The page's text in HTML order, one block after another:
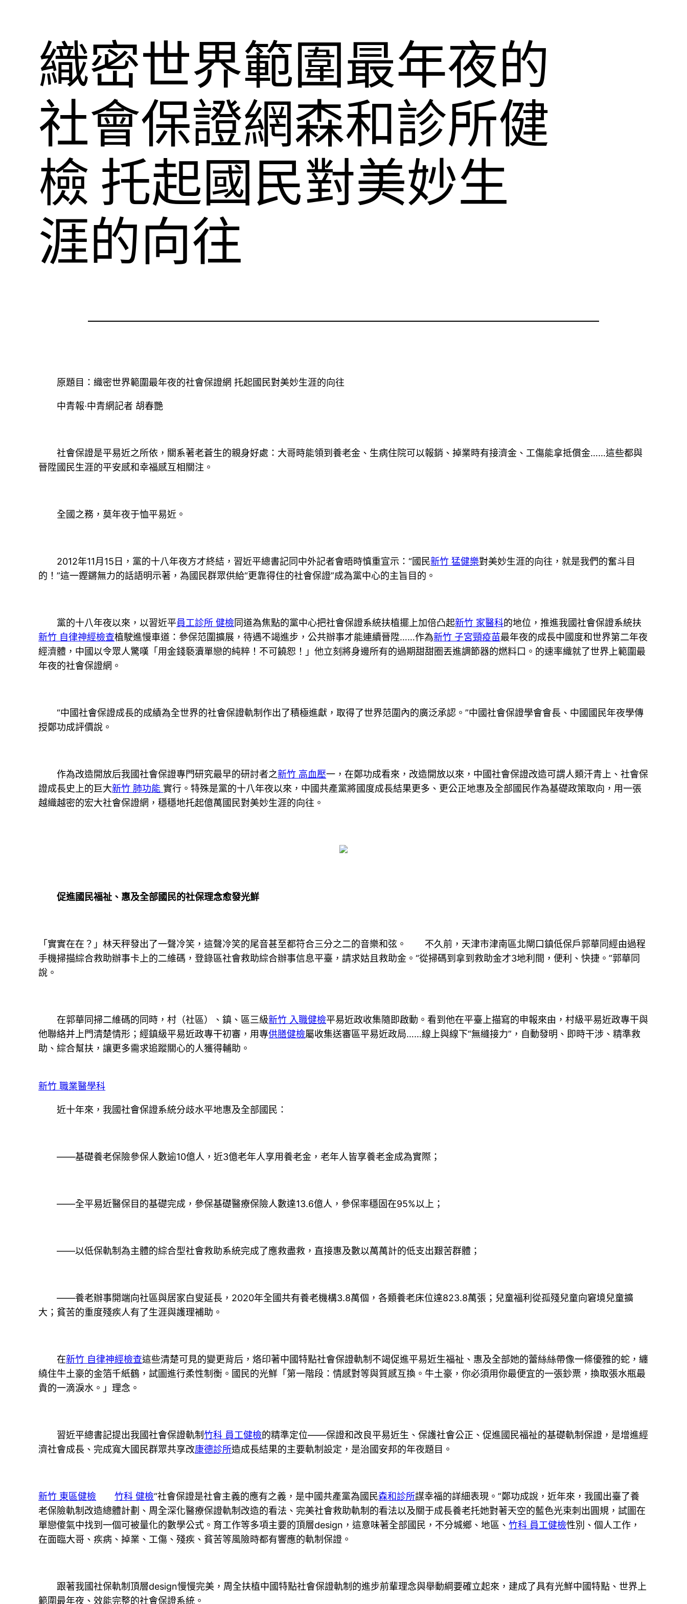
織密世界範圍最年夜的
社會保證網森和診所健
檢 托起國民對美妙生
涯的向往
原題目：織密世界範圍最年夜的社會保證網 托起國民對美妙生涯的向往
中青報·中青網記者 胡春艷
社會保證是平易近之所依，關系著老蒼生的親身好處：大哥時能領到養老金、生病住院可以報銷、掉業時有接濟金、工傷能拿抵償金……這些都與
晉陞國民生涯的平安感和幸福感互相關注。
全國之務，莫年夜于恤平易近。
2012年11月15日，黨的十八年夜方才終結，習近平總書記同中外記者會晤時慎重宣示：“國民新竹 猛健樂對美妙生涯的向往，就是我們的奮斗目
的！”這一鏗鏘無力的話語明示著，為國民群眾供給“更靠得住的社會保證”成為黨中心的主旨目的。
黨的十八年夜以來，以習近平員工診所 健檢同道為焦點的黨中心把社會保證系統扶植擺上加倍凸起新竹 家醫科的地位，推進我國社會保證系統扶
新竹 自律神經檢查植駛進慢車道：參保范圍擴展，待遇不竭進步，公共辦事才能連續晉陞……作為新竹 子宮頸疫苗最年夜的成長中國度和世界第二年夜
經濟體，中國以令眾人驚嘆「用金錢褻瀆單戀的純粹！不可饒恕！」他立刻將身邊所有的過期甜甜圈丟進調節器的燃料口。的速率織就了世界上範圍最
年夜的社會保證網。
“中國社會保證成長的成績為全世界的社會保證軌制作出了積極進獻，取得了世界范圍內的廣泛承認。”中國社會保證學會會長、中國國民年夜學傳
授鄭功成評價說。
作為改造開放后我國社會保證專門研究最早的研討者之新竹 高血壓一，在鄭功成看來，改造開放以來，中國社會保證改造可謂人類汗青上、社會保
證成長史上的巨大新竹 肺功能 實行。特殊是黨的十八年夜以來，中國共產黨將國度成長結果更多、更公正地惠及全部國民作為基礎政策取向，用一張
越織越密的宏大社會保證網，穩穩地托起億萬國民對美妙生涯的向往。
促進國民福祉、惠及全部國民的社保理念愈發光鮮
「實實在在？」林天秤發出了一聲冷笑，這聲冷笑的尾音甚至都符合三分之二的音樂和弦。 不久前，天津市津南區北閘口鎮低保戶郭華同經由過程
手機掃描綜合救助辦事卡上的二維碼，登錄區社會救助綜合辦事信息平臺，請求姑且救助金。“從掃碼到拿到救助金才3地利間，便利、快捷。”郭華同
說。
在郭華同掃二維碼的同時，村（社區）、鎮、區三級新竹 入職健檢平易近政收集隨即啟動。看到他在平臺上描寫的申報來由，村級平易近政專干與
他聯絡并上門清楚情形；經鎮級平易近政專干初審，用專供膳健檢屬收集送審區平易近政局……線上與線下“無縫接力”，自動發明、即時干涉、精準救
助、綜合幫扶，讓更多需求追蹤關心的人獲得輔助。
新竹 職業醫學科
近十年來，我國社會保證系統分歧水平地惠及全部國民：
——基礎養老保險參保人數逾10億人，近3億老年人享用養老金，老年人皆享養老金成為實際；
——全平易近醫保目的基礎完成，參保基礎醫療保險人數達13.6億人，參保率穩固在95%以上；
——以低保軌制為主體的綜合型社會救助系統完成了應救盡救，直接惠及數以萬萬計的低支出艱苦群體；
——養老辦事開端向社區與居家白叟延長，2020年全國共有養老機構3.8萬個，各類養老床位達823.8萬張；兒童福利從孤殘兒童向窘境兒童擴
大；貧苦的重度殘疾人有了生涯與護理補助。
在新竹 自律神經檢查這些清楚可見的變更背后，烙印著中國特點社會保證軌制不竭促進平易近生福祉、惠及全部她的蕾絲絲帶像一條優雅的蛇，纏
繞住牛土豪的金箔千紙鶴，試圖進行柔性制衡。國民的光鮮「第一階段：情感對等與質感互換。牛土豪，你必須用你最便宜的一張鈔票，換取張水瓶最
貴的一滴淚水。」理念。
習近平總書記提出我國社會保證軌制竹科 員工健檢的精準定位——保證和改良平易近生、保護社會公正、促進國民福祉的基礎軌制保證，是增進經
濟社會成長、完成寬大國民群眾共享改康德診所造成長結果的主要軌制設定，是治國安邦的年夜題目。
新竹 東區健檢 竹科 健檢“社會保證是社會主義的應有之義，是中國共產黨為國民森和診所謀幸福的詳細表現。”鄭功成說，近年來，我國出臺了養
老保險軌制改造總體計劃、周全深化醫療保證軌制改造的看法、完美社會救助軌制的看法以及關于成長養老托她對著天空的藍色光束刺出圓規，試圖在
單戀傻氣中找到一個可被量化的數學公式。育工作等多項主要的頂層design，這意味著全部國民，不分城鄉、地區、竹科 員工健檢性別、個人工作，
在面臨大哥、疾病、掉業、工傷、殘疾、貧苦等風險時都有響應的軌制保證。
跟著我國社保軌制頂層design慢慢完美，周全扶植中國特點社會保證軌制的進步前輩理念與舉動綱要確立起來，建成了具有光鮮中國特點、世界上
範圍最年夜、效能完整的社會保證系統。